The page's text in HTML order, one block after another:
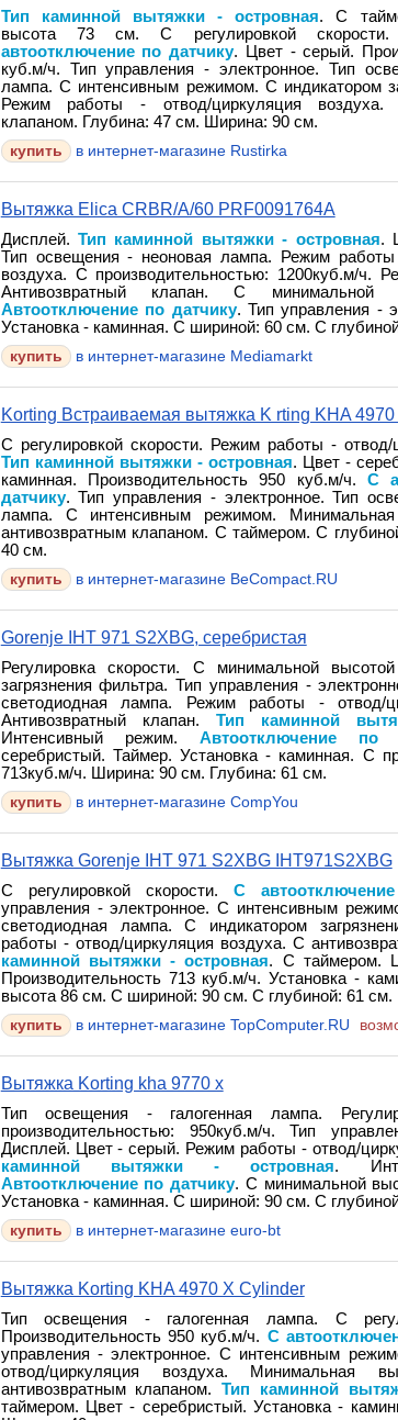
Тип каминной вытяжки - островная. С
высота 73 см. С регулировкой
автоотключение по датчику. Цвет - серый.
куб.м/ч. Тип управления - электронное. Тип
лампа. С интенсивным режимом. С индикатором
Режим работы - отвод/циркуляция воздуха.
клапаном. Глубина: 47 см. Ширина: 90 см.
в интернет-магазине Rustirka
Вытяжка Elica CRBR/A/60 PRF0091764A
Дисплей.Тип каминной вытяжки - островная.
Тип освещения - неоновая лампа. Режим работы
воздуха. С производительностью: 1200куб.м/ч.
Антивозвратный клапан. С
Автоотключение по датчику. Тип управления -
Установка - каминная. С шириной: 60 см. С
в интернет-магазине Mediamarkt
Korting Встраиваемая вытяжка K rting KHA
С регулировкой скорости. Режим работы - отвод/
Тип каминной вытяжки - островная. Цвет -
каминная. Производительность 950 куб.м/ч.С
датчику. Тип управления - электронное. Тип
лампа. С интенсивным режимом.
антивозвратным клапаном. С таймером. С
40 см.
в интернет-магазине BeCompact.RU
Gorenje IHT 971 S2XBG, серебристая
Регулировка скорости. С минимальной
загрязнения фильтра. Тип управления -
светодиодная лампа. Режим работы - отвод/
Антивозвратный клапан. Тип каминной
Интенсивный режим. Автоотключение по
серебристый. Таймер. Установка - каминная. С
713куб.м/ч. Ширина: 90 см. Глубина: 61 см.
в интернет-магазине CompYou
Вытяжка Gorenje IHT 971 S2XBG IHT971S2XBG
С регулировкой скорости. С
управления - электронное. С интенсивным
светодиодная лампа. С индикатором
работы - отвод/циркуляция воздуха. С
каминной вытяжки - островная. С таймером.
Производительность 713 куб.м/ч. Установка -
высота 86 см. С шириной: 90 см. С глубиной: 61 см.
в интернет-магазине TopComputer.RU
Вытяжка Korting kha 9770 x
Тип освещения - галогенная лампа.
производительностью: 950куб.м/ч. Тип
Дисплей. Цвет - серый. Режим работы - отвод/
каминной вытяжки - островная.
Автоотключение по датчику. С минимальной
Установка - каминная. С шириной: 90 см. С
в интернет-магазине euro-bt
Вытяжка Korting KHA 4970 X Cylinder
Тип освещения - галогенная лампа. С
Производительность 950 куб.м/ч. С
управления - электронное. С интенсивным
отвод/циркуляция воздуха.
антивозвратным клапаном.Тип каминной
таймером. Цвет - серебристый. Установка -